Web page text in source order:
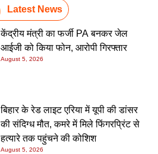
Latest News
केंद्रीय मंत्री का फर्जी PA बनकर जेल
आईजी को किया फोन, आरोपी गिरफ्तार
August 5, 2026
बिहार के रेड लाइट एरिया में यूपी की डांसर
की संदिग्ध मौत, कमरे में मिले फिंगरप्रिंट से
हत्यारे तक पहुंचने की कोशिश
August 5, 2026